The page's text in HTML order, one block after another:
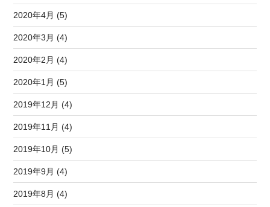
2020年4月 (5)
2020年3月 (4)
2020年2月 (4)
2020年1月 (5)
2019年12月 (4)
2019年11月 (4)
2019年10月 (5)
2019年9月 (4)
2019年8月 (4)